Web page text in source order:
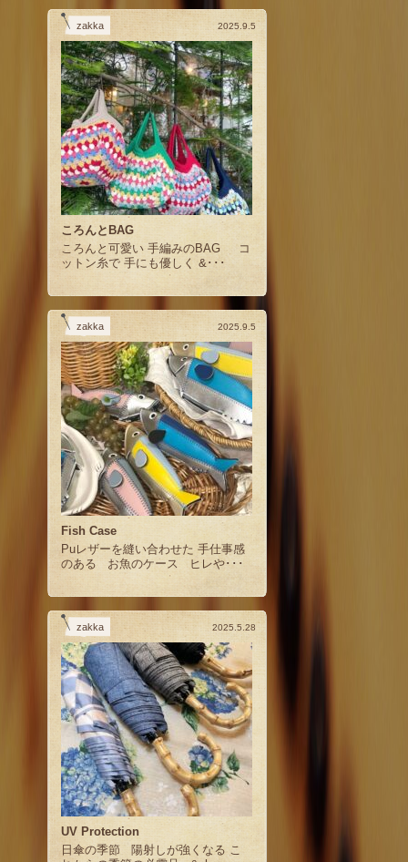
zakka 2025.9.5
ころんとBAG
ころんと可愛い 手編みのBAG コ
ットン糸で 手にも優しく &･･･
zakka 2025.9.5
Fish Case
Puレザーを縫い合わせた 手仕事感
のある お魚のケース ヒレや･･･
zakka 2025.5.28
UV Protection
日傘の季節 陽射しが強くなる こ